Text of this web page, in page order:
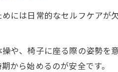
には日常的なセルフケア
や、椅子に座る際の姿勢
から始めるのが安全です。